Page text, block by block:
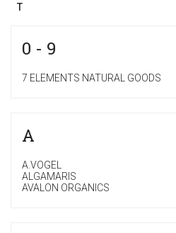
Τ
0 - 9
7 ELEMENTS NATURAL GOODS
A
A.VOGEL
ALGAMARIS
AVALON ORGANICS